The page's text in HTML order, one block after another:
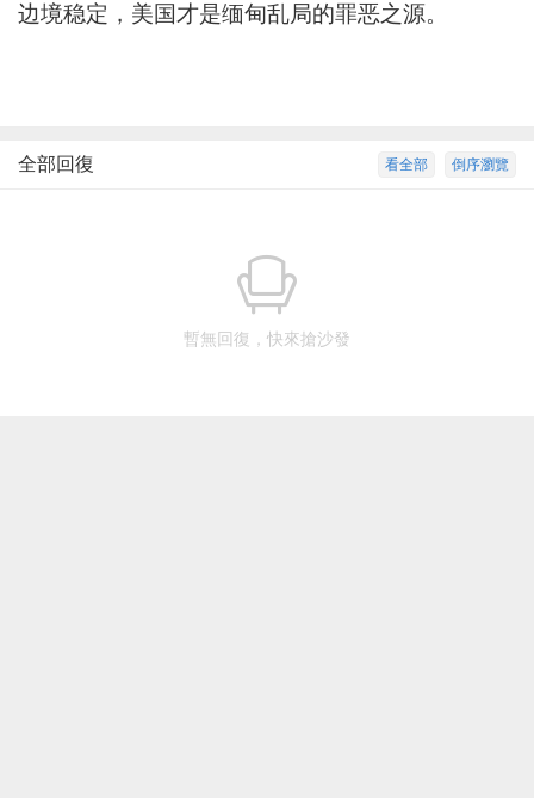
边境稳定，美国才是缅甸乱局的罪恶之源。
倒序瀏覽
看全部
全部回復
暫無回復，快來搶沙發